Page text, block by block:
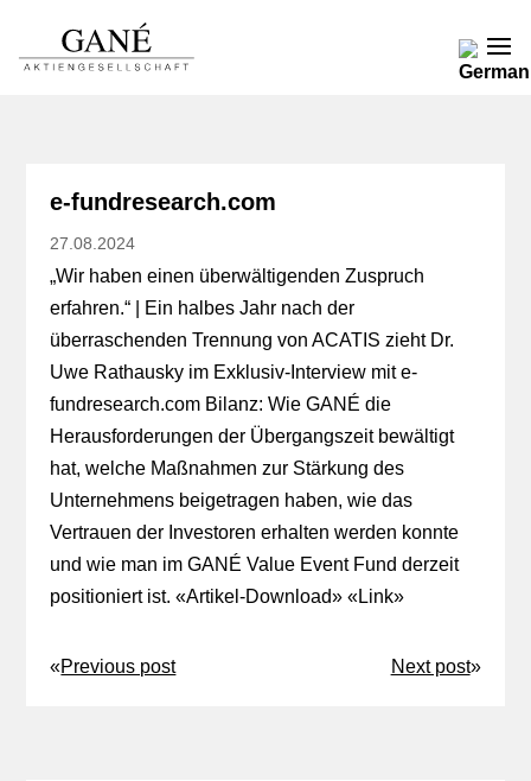
e-fundresearch.com
27.08.2024
„Wir haben einen überwältigenden Zuspruch
erfahren.“ | Ein halbes Jahr nach der
überraschenden Trennung von ACATIS zieht Dr.
Uwe Rathausky im Exklusiv-Interview mit e-
fundresearch.com Bilanz: Wie GANÉ die
Herausforderungen der Übergangszeit bewältigt
hat, welche Maßnahmen zur Stärkung des
Unternehmens beigetragen haben, wie das
Vertrauen der Investoren erhalten werden konnte
und wie man im GANÉ Value Event Fund derzeit
positioniert ist. «Artikel-Download» «Link»
«Previous post Next post»